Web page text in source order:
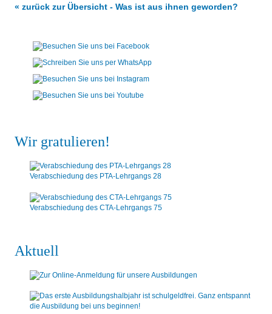
« zurück zur Übersicht - Was ist aus ihnen geworden?
Wir gratulieren!
Verabschiedung des PTA-Lehrgangs 28
Verabschiedung des CTA-Lehrgangs 75
Aktuell